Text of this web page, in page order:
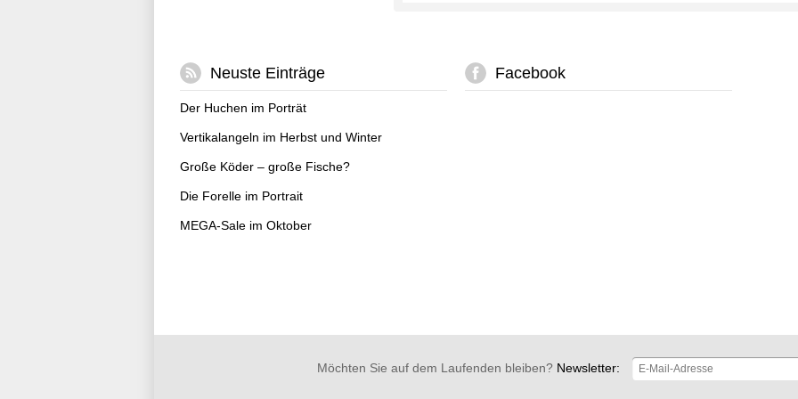
Neuste Einträge
Der Huchen im Porträt
Vertikalangeln im Herbst und Winter
Große Köder – große Fische?
Die Forelle im Portrait
MEGA-Sale im Oktober
Facebook
Möchten Sie auf dem Laufenden bleiben?Newsletter: